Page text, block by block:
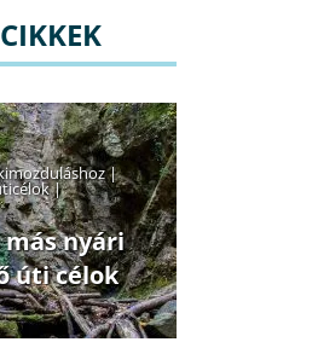
|
|
más nyári
úti célok